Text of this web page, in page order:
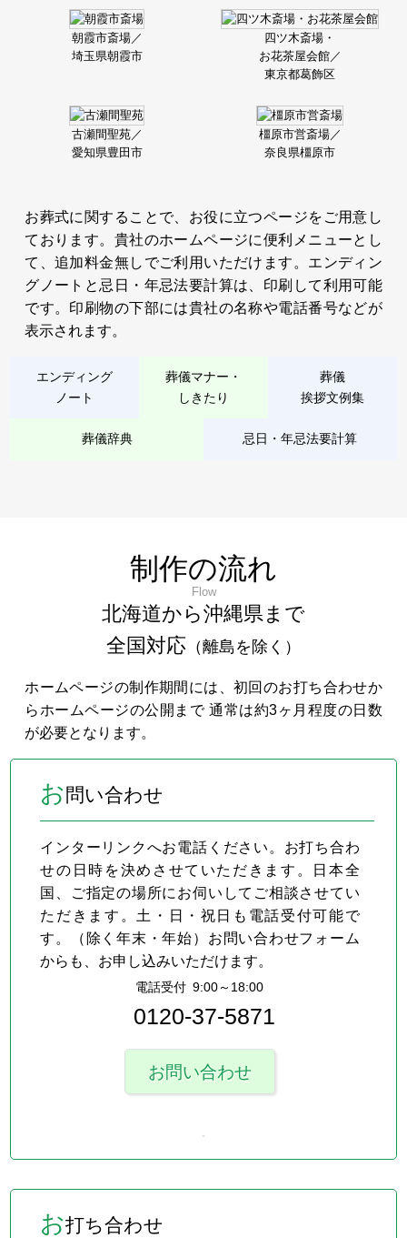
朝霞市斎場／
埼玉県朝霞市
四ツ木斎場・
お花茶屋会館／
東京都葛飾区
古瀬間聖苑／
愛知県豊田市
橿原市営斎場／
奈良県橿原市
お葬式に関することで、お役に立つページをご用意し
ております。貴社のホームページに便利メニューとし
て、追加料金無しでご利用いただけます。エンディン
グノートと忌日・年忌法要計算は、印刷して利用可能
です。印刷物の下部には貴社の名称や電話番号などが
表示されます。
エンディング
ノート
葬儀マナー・
しきたり
葬儀
挨拶文例集
葬儀辞典 忌日・年忌法要計算
制作の流れ
Flow
北海道から沖縄県まで
全国対応 （離島を除く）
ホームページの制作期間には、初回のお打ち合わせか
らホームページの公開まで 通常は約3ヶ月程度の日数
が必要となります。
お問い合わせ
インターリンクへお電話ください。お打ち合わ
せの日時を決めさせていただきます。日本全
国、ご指定の場所にお伺いしてご相談させてい
ただきます。土・日・祝日も電話受付可能で
す。（除く年末・年始）お問い合わせフォーム
からも、お申し込みいただけます。
電話受付 9:00～18:00
0120-37-5871
お問い合わせ
お打ち合わせ